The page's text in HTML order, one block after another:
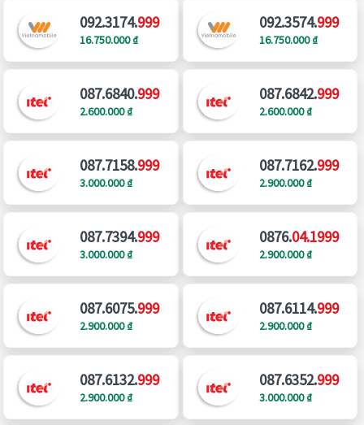
092.3174.999
16.750.000 ₫
092.3574.999
16.750.000 ₫
087.6840.999
2.600.000 ₫
087.6842.999
2.600.000 ₫
087.7158.999
3.000.000 ₫
087.7162.999
2.900.000 ₫
087.7394.999
3.000.000 ₫
0876.04.1999
2.900.000 ₫
087.6075.999
2.900.000 ₫
087.6114.999
2.900.000 ₫
087.6132.999
2.900.000 ₫
087.6352.999
3.000.000 ₫